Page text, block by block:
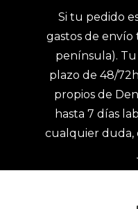
Si tu pedido
gastos de envío
península).
plazo de 48/
propios de
hasta 7 días
cualquier duda,